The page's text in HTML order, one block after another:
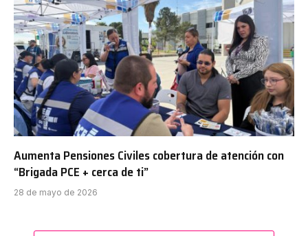
Aumenta Pensiones Civiles cobertura de atención con
“Brigada PCE + cerca de ti”
28 de mayo de 2026